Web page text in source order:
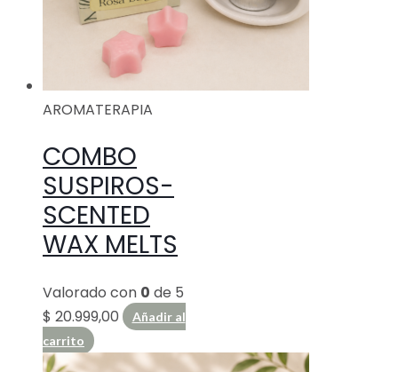
AROMATERAPIA
COMBO
SUSPIROS-
SCENTED
WAX MELTS
Valorado con 0 de 5
$ 20.999,00
Añadir al
carrito